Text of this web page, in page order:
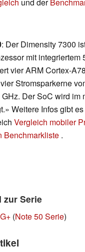
und der
: Der Dimensity 7300
mit integriertem
vier ARM Cortex-
Stromsparkerne
Der SoC wird im
Weitere Infos gibt
Vergleich mobiler
Benchmarkliste .
zur Serie
(Note 50 Serie)